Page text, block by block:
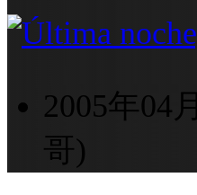
2005年04
哥)